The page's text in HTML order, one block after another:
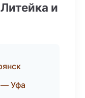
и
— Уфа